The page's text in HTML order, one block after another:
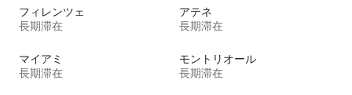
フィレンツェ
長期滞在
アテネ
長期滞在
マイアミ
長期滞在
モントリオール
長期滞在